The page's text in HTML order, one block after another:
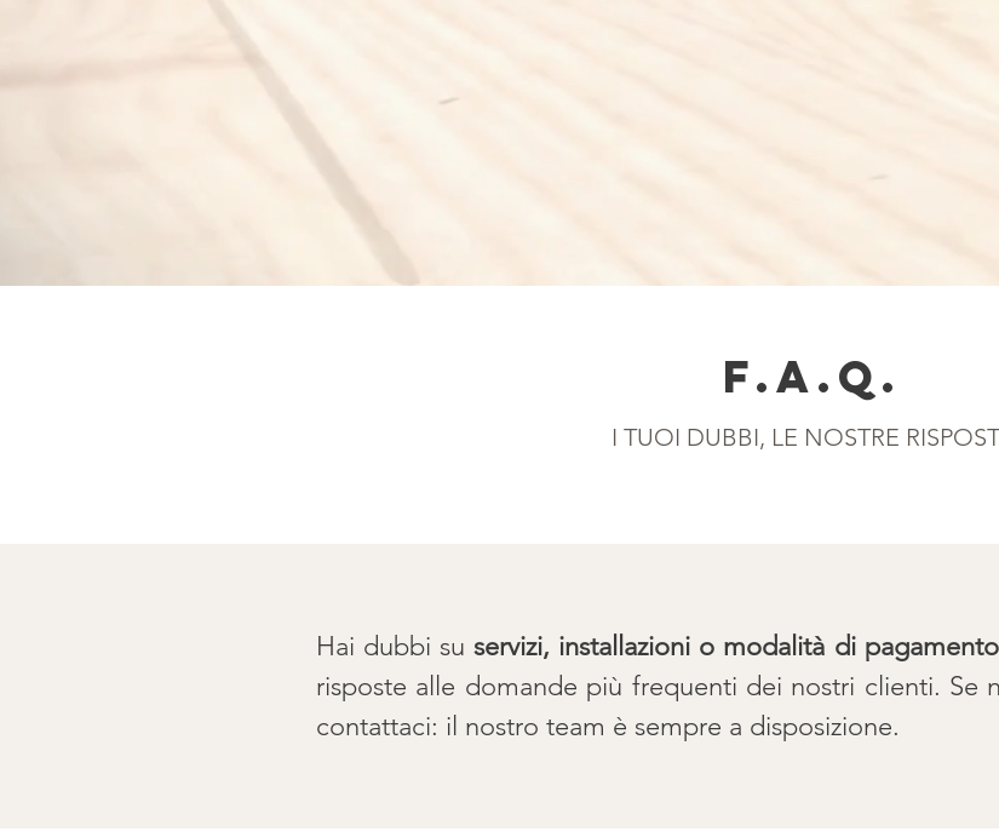
F.A.Q.
I TUOI DUBBI, LE NOSTRE
Hai dubbi su servizi, installazioni o modalità di pagamento
risposte alle domande più frequenti dei nostri clienti. Se
contattaci: il nostro team è sempre a disposizione.